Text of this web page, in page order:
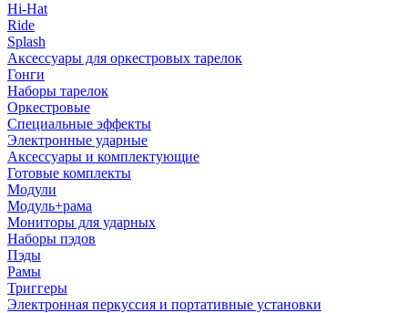
Hi-Hat
Ride
Splash
Аксессуары для оркестровых тарелок
Гонги
Наборы тарелок
Оркестровые
Специальные эффекты
Электронные ударные
Аксессуары и комплектующие
Готовые комплекты
Модули
Модуль+рама
Мониторы для ударных
Наборы пэдов
Пэды
Рамы
Триггеры
Электронная перкуссия и портативные установки